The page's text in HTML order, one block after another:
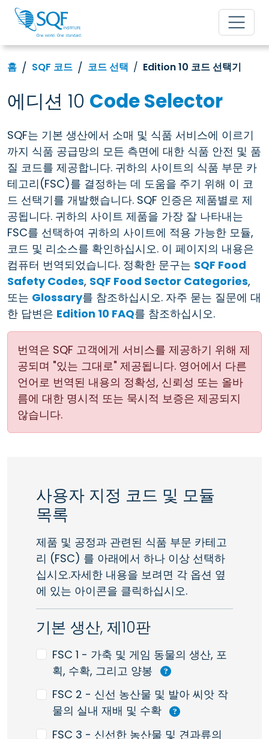
홈 SQF 코드 코드 선택 Edition 10 코드 선택기
에디션 10 Code Selector
SQF는 기본 생산에서 소매 및 식품 서비스에 이르기
까지 식품 공급망의 모든 측면에 대한 식품 안전 및 품
질 코드를 제공합니다. 귀하의 사이트의 식품 부문 카
테고리(FSC)를 결정하는 데 도움을 주기 위해 이 코
드 선택기를 개발했습니다. SQF 인증은 제품별로 제
공됩니다. 귀하의 사이트 제품을 가장 잘 나타내는
FSC를 선택하여 귀하의 사이트에 적용 가능한 모듈,
코드 및 리소스를 확인하십시오. 이 페이지의 내용은
컴퓨터 번역되었습니다. 정확한 문구는 SQF Food
Safety Codes, SQF Food Sector Categories,
또는 Glossary를 참조하십시오. 자주 묻는 질문에 대
한 답변은 Edition 10 FAQ를 참조하십시오.
번역은 SQF 고객에게 서비스를 제공하기 위해 제
공되며 "있는 그대로" 제공됩니다. 영어에서 다른
언어로 번역된 내용의 정확성, 신뢰성 또는 올바
름에 대한 명시적 또는 묵시적 보증은 제공되지
않습니다.
사용자 지정 코드 및 모듈
목록
제품 및 공정과 관련된 식품 부문 카테고
리 (FSC) 를 아래에서 하나 이상 선택하
십시오.자세한 내용을 보려면 각 옵션 옆
에 있는 아이콘을 클릭하십시오.
기본 생산, 제10판
FSC 1 - 가축 및 게임 동물의 생산, 포
획, 수확, 그리고 양봉
FSC 2 - 신선 농산물 및 발아 씨앗 작
물의 실내 재배 및 수확
FSC 3 - 신선한 농산물 및 견과류의